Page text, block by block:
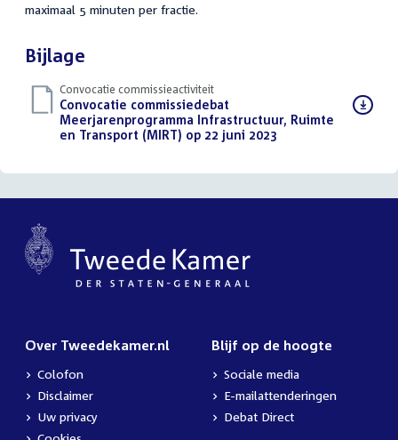
maximaal 5 minuten per fractie.
Bijlage
Convocatie commissieactiviteit
Download
bestand:
Convocatie commissiedebat
Meerjarenprogramma Infrastructuur, Ruimte
en Transport (MIRT) op 22 juni 2023
Over Tweedekamer.nl
Colofon
Disclaimer
Uw privacy
Blijf op de hoogte
Sociale media
E-mailattenderingen
Debat Direct